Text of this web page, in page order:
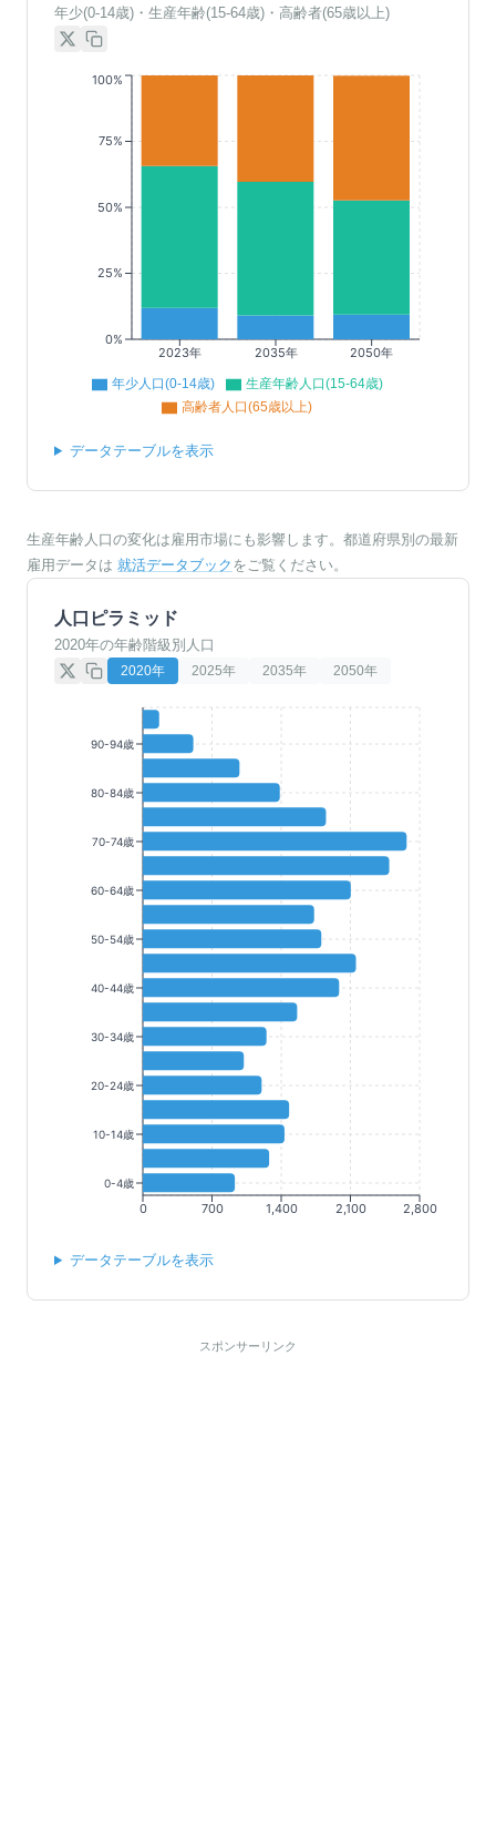
年少(0-14歳)・生産年齢(15-64歳)・高齢者(65歳以上)
2023年 2035年 2050年
0%
25%
50%
75%
100%
年少人口(0-14歳)
生産年齢人口(15-64歳)
高齢者人口(65歳以上)
データテーブルを表示
生産年齢人口の変化は雇用市場にも影響します。都道府県別の最新
雇用データは 就活データブック をご覧ください。
人口ピラミッド
2020年の年齢階級別人口
2020年 2025年 2035年 2050年
0 700 1,400 2,100 2,800
90-94歳
80-84歳
70-74歳
60-64歳
50-54歳
40-44歳
30-34歳
20-24歳
10-14歳
0-4歳
データテーブルを表示
スポンサーリンク